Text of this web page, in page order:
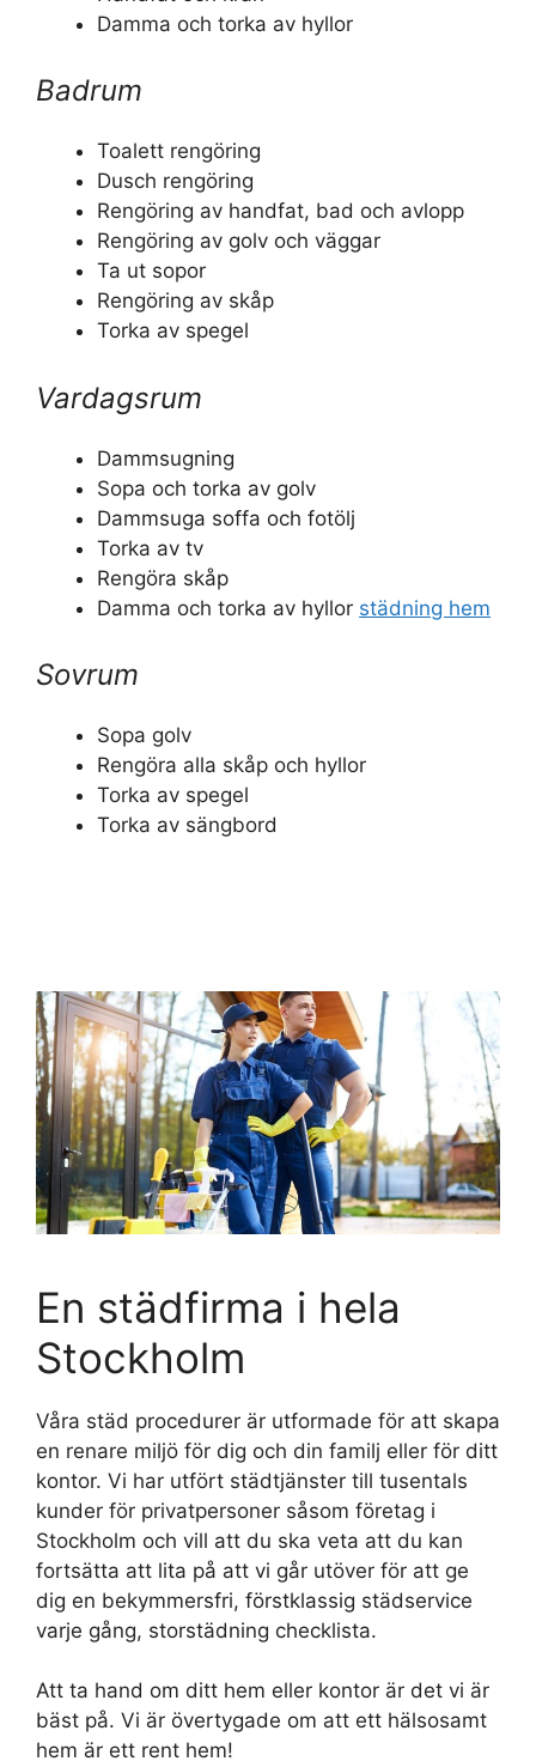
Damma och torka av hyllor
Badrum
Toalett rengöring
Dusch rengöring
Rengöring av handfat, bad och avlopp
Rengöring av golv och väggar
Ta ut sopor
Rengöring av skåp
Torka av spegel
Vardagsrum
Dammsugning
Sopa och torka av golv
Dammsuga soffa och fotölj
Torka av tv
Rengöra skåp
Damma och torka av hyllor städning hem
Sovrum
Sopa golv
Rengöra alla skåp och hyllor
Torka av spegel
Torka av sängbord
En städfirma i hela
Stockholm
Våra städ procedurer är utformade för att skapa
en renare miljö för dig och din familj eller för ditt
kontor. Vi har utfört städtjänster till tusentals
kunder för privatpersoner såsom företag i
Stockholm och vill att du ska veta att du kan
fortsätta att lita på att vi går utöver för att ge
dig en bekymmersfri, förstklassig städservice
varje gång, storstädning checklista.
Att ta hand om ditt hem eller kontor är det vi är
bäst på. Vi är övertygade om att ett hälsosamt
hem är ett rent hem!